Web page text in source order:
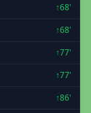
↑68'
↑68'
↑77'
↑77'
↑86'